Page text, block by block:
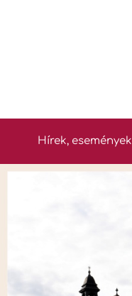
Hírek, események